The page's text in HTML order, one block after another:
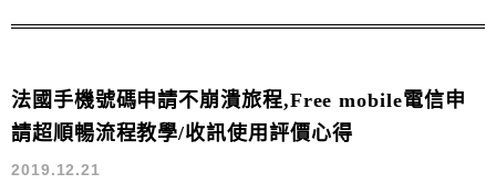
法國手機號碼申請不崩潰旅程,Free mobile電信申
請超順暢流程教學/收訊使用評價心得
2019.12.21